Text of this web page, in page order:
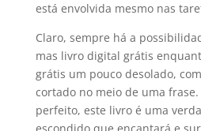
está envolvida mesmo nas
Claro, sempre há a
mas livro digital grátis
grátis um pouco desolado,
cortado no meio de uma
perfeito, este livro é uma